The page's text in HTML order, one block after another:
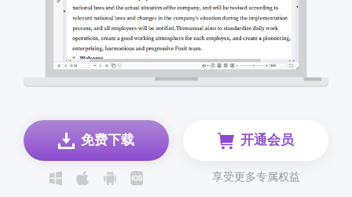
免费下载 开通会员
享受更多专属权益